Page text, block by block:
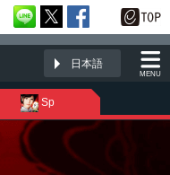
MENU
日本語
Sp